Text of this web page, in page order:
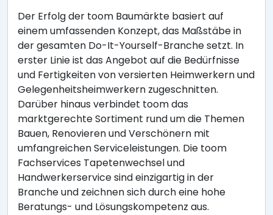
Der Erfolg der toom Baumärkte basiert auf
einem umfassenden Konzept, das Maßstäbe in
der gesamten Do-It-Yourself-Branche setzt. In
erster Linie ist das Angebot auf die Bedürfnisse
und Fertigkeiten von versierten Heimwerkern und
Gelegenheitsheimwerkern zugeschnitten.
Darüber hinaus verbindet toom das
marktgerechte Sortiment rund um die Themen
Bauen, Renovieren und Verschönern mit
umfangreichen Serviceleistungen. Die toom
Fachservices Tapetenwechsel und
Handwerkerservice sind einzigartig in der
Branche und zeichnen sich durch eine hohe
Beratungs- und Lösungskompetenz aus.